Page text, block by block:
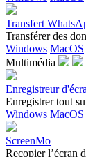
Transfert
Transférer des
Windows MacOS
Multimédia
Enregistreur
Enregistrer tout
Windows MacOS
ScreenMo
Recopier l’écran